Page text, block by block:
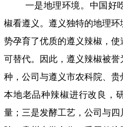
一是地理环境。中国好
椒看遵义。遵义独特的地理
势孕育了优质的遵义辣椒，
可替代。因此，遵义辣椒被
种，公司与遵义市农科院、
本地老品种辣椒进行改良，
量；三是发酵工艺，公司与